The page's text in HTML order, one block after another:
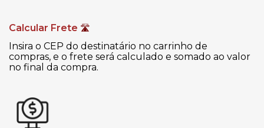
Calcular Frete 🛣
Insira o CEP do destinatário no carrinho de
compras, e o frete será calculado e somado ao valor
no final da compra.